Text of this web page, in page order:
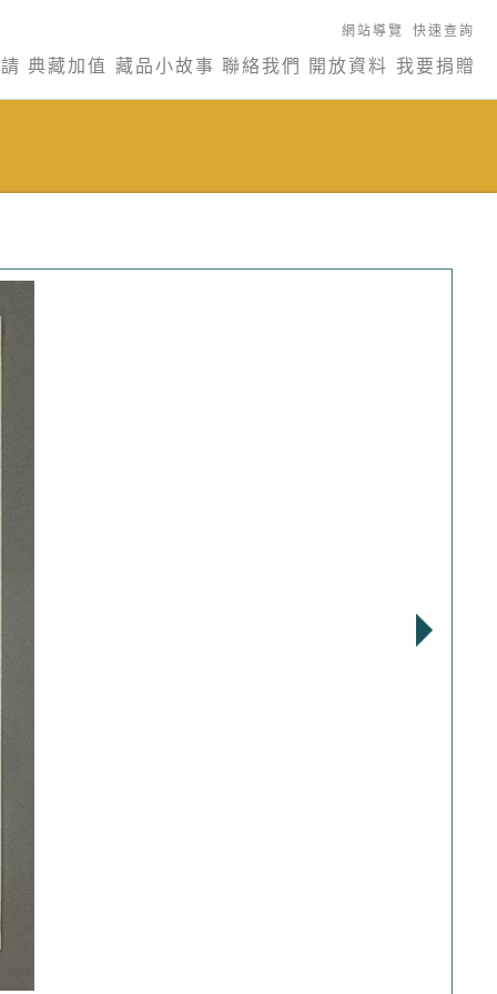
網站導覽 快速查詢
典藏加值 藏品小故事 聯絡我們 開放資料 我要捐贈